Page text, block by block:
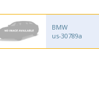
BMW
us-30789a